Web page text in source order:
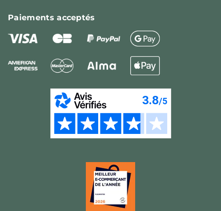
Paiementsacceptés